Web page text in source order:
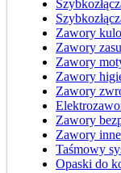
Zawory
Zawory
Zawory
Zawory
Zawory
Zawory
Zawory inne
Taśmowy
Opaski do